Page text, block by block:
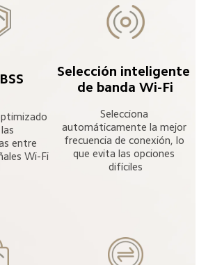
entre
Wi-Fi
Selección inteligente
de banda Wi-Fi
Selecciona
automáticamente la mejor
frecuencia de conexión, lo
que evita las opciones
difíciles